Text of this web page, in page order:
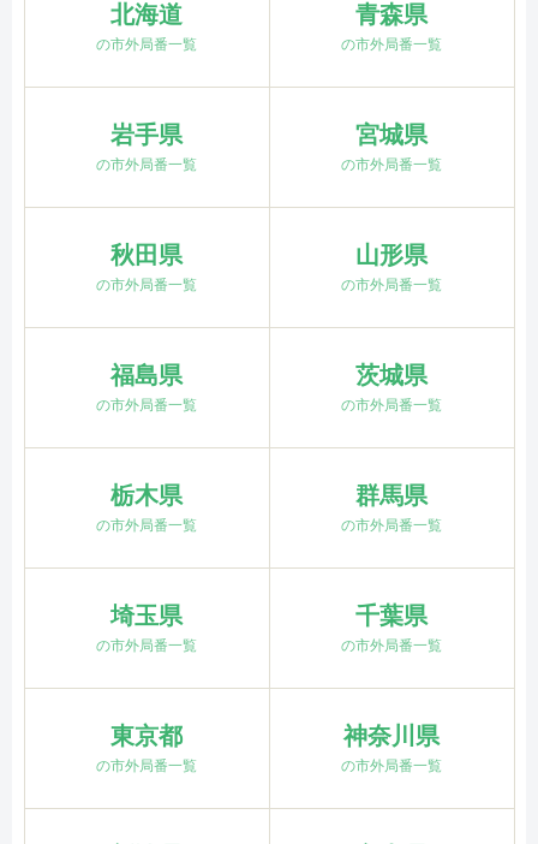
北海道
の市外局番一覧
青森県
の市外局番一覧
岩手県
の市外局番一覧
宮城県
の市外局番一覧
秋田県
の市外局番一覧
山形県
の市外局番一覧
福島県
の市外局番一覧
茨城県
の市外局番一覧
栃木県
の市外局番一覧
群馬県
の市外局番一覧
埼玉県
の市外局番一覧
千葉県
の市外局番一覧
東京都
の市外局番一覧
神奈川県
の市外局番一覧